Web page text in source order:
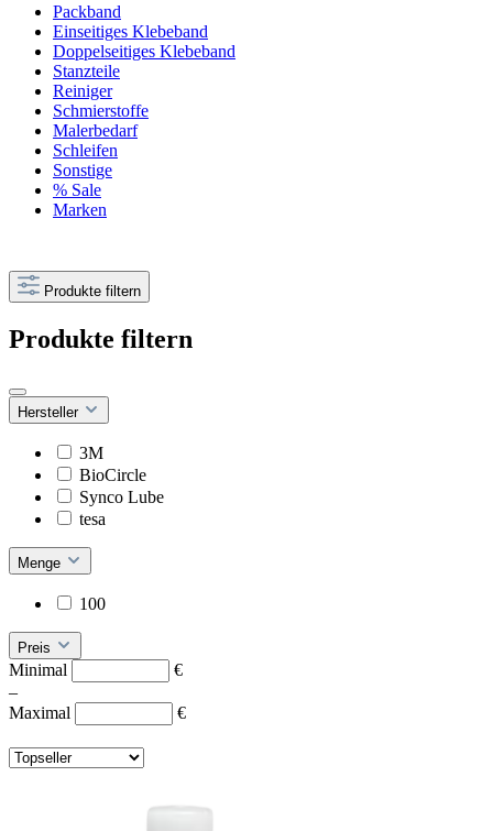
Packband
Einseitiges Klebeband
Doppelseitiges Klebeband
Stanzteile
Reiniger
Schmierstoffe
Malerbedarf
Schleifen
Sonstige
% Sale
Marken
Produkte filtern
Produkte filtern
Hersteller
3M
BioCircle
Synco Lube
tesa
Menge
100
Preis
Minimal
€
–
Maximal
€